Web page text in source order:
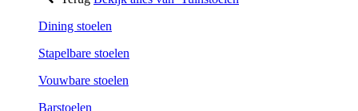
Dining stoelen
Stapelbare stoelen
Vouwbare stoelen
Barstoelen